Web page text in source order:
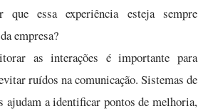
que essa experiência esteja sempre
empresa?
as interações é importante para
ruídos na comunicação. Sistemas de
ajudam a identificar pontos de melhoria,